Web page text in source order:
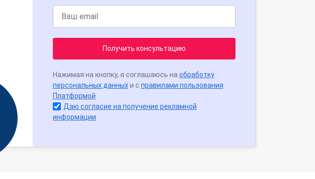
Получить консультацию
Нажимая на кнопку, я соглашаюсь на обработку
персональных данныхи с правилами пользования
Платформой
Даю согласие на получение рекламной
информации